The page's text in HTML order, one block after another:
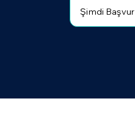
Şimdi Başvur